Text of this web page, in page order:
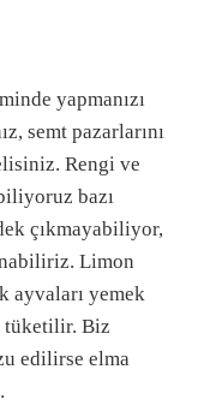
yapmanızı
semt pazarlarını
Rengi ve
bazı
çıkmayabiliyor,
Limon
ayvaları yemek
tüketilir. Biz
edilirse elma